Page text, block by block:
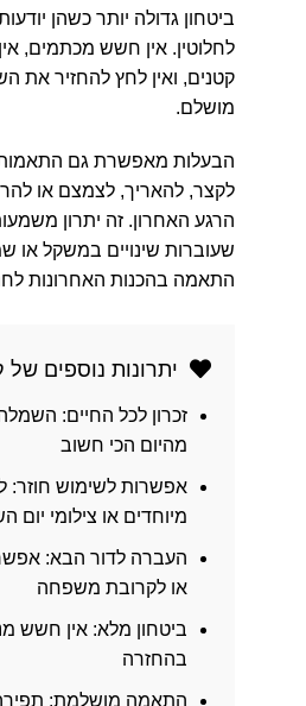
ביטחון גדולה יותר כשהן
לחלוטין. אין חשש מכתמים,
קטנים, ואין לחץ להחזיר את
מושלם.
הבעלות מאפשרת גם
לקצר, להאריך, לצמצם או
הרגע האחרון. זה יתרון
שעוברות שינויים במשקל או
התאמה בהכנות האחרונות
יתרונות נוספים של
זכרון לכל החיים: השמלה
מהיום הכי חשוב
אפשרות לשימוש חוזר:
מיוחדים או צילומי יום
העברה לדור הבא:
או לקרובת משפחה
ביטחון מלא: אין חשש
בהחזרה
התאמה מושלמת: